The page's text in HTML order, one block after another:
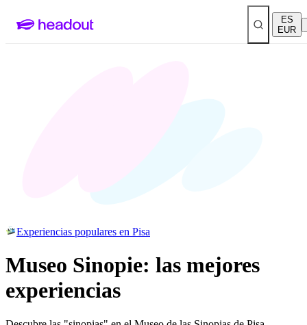
ES
EUR
Experiencias populares en Pisa
Museo Sinopie: las mejores
experiencias